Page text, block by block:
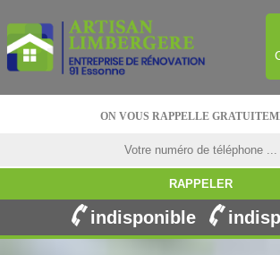
ON VOUS RAPPELLE
indisponible